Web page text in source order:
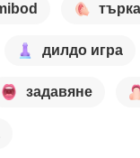
дилдо игра
задавяне